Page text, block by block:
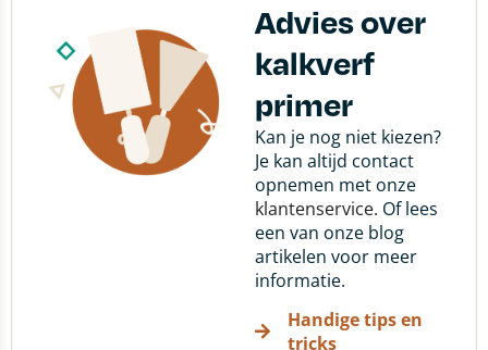
Advies over
kalkverf
primer
Kan je nog niet kiezen?
Je kan altijd contact
opnemen met onze
klantenservice. Of lees
een van onze blog
artikelen voor meer
informatie.
Handige tips en
tricks